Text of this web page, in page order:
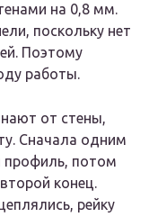
на 0,8 мм.
поскольку нет
Поэтому
работы.
от стены,
Сначала одним
профиль, потом
конец.
рейку